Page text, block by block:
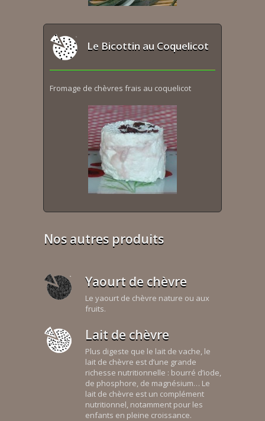
Le Bicottin au Coquelicot
Fromage de chèvres frais au coquelicot
Nos autres produits
Yaourt de chèvre
Le yaourt de chèvre nature ou aux
fruits.
Lait de chèvre
Plus digeste que le lait de vache, le
lait de chèvre est d’une grande
richesse nutritionnelle : bourré d’iode,
de phosphore, de magnésium… Le
lait de chèvre est un complément
nutritionnel, notamment pour les
enfants en pleine croissance.